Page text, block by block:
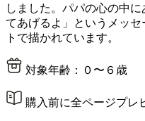
しました。パパの心の中
てあげるよ」というメッ
トで描かれています。
対象年齢：０〜６歳
購入前に全ページプレ